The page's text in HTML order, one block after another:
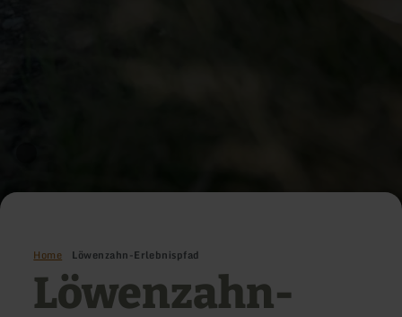
Home Löwenzahn-Erlebnispfad
Löwenzahn-